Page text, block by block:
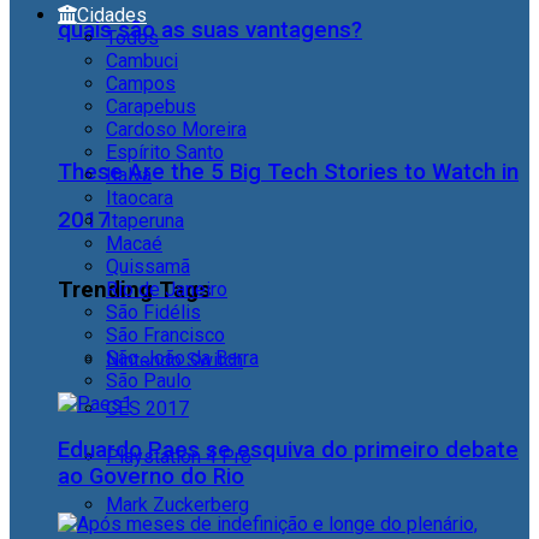
quais são as suas vantagens?
These Are the 5 Big Tech Stories to Watch in
2017
Trending Tags
Nintendo Switch
CES 2017
Playstation 4 Pro
Mark Zuckerberg
Cidades
Todos
Cambuci
Campos
Carapebus
Cardoso Moreira
Espírito Santo
Italva
Itaocara
Itaperuna
Macaé
Quissamã
Rio de Janeiro
São Fidélis
São Francisco
São João da Barra
São Paulo
Eduardo Paes se esquiva do primeiro debate
ao Governo do Rio